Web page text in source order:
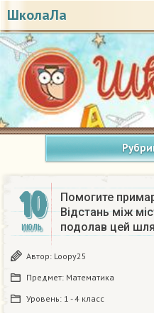
ШколаЛа
10
ИЮЛЬ
Помогите
Відстань між
подолав цей
Автор: Loopy25
Предмет: Математика
Уровень: 1 - 4 класс